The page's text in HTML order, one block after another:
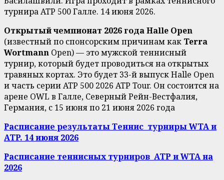
турнира ATP 500 Галле. 14 июня 2026.
Открытый чемпионат 2026 года Halle Open
(известный по спонсорским причинам как Terra
Wortmann Open) — это мужской теннисный
турнир, который будет проводиться на открытых
травяных кортах. Это будет 33-й выпуск Halle Open
и часть серии ATP 500 2026 ATP Tour. Он состоится на
арене OWL в Галле, Северный Рейн-Вестфалия,
Германия, с 15 июня по 21 июня 2026 года
Расписание результаты Теннис турниры WTA и
ATP. 14 июня 2026
Расписание теннисных турниров ATP и WTA на
2026